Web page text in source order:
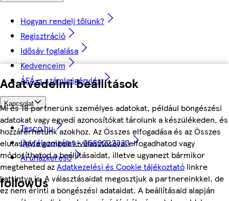
Adatvédelmi beállítások
Mi és 18 partnerünk személyes adatokat, például böngészési
adatokat vagy egyedi azonosítókat tárolunk a készülékeden, és
hozzáférhetünk azokhoz. Az Összes elfogadása és az Összes
elutasítása gombok kiválasztásával elfogadhatod vagy
módosíthatod a beállításaidat, illetve ugyanezt bármikor
megteheted azAdatkezelési és Cookie tájékoztató linkre
kattintva is. A választásaidat megosztjuk a partnereinkkel, de
ez nem érinti a böngészési adataidat. A beállításaid alapján
Hogyan rendelj tőlünk?
Regisztráció
Idősáv foglalása
Kedvenceim
ÁFÁ-s számla igénylés
Kapcsolat
Tesco.hu
Ügyfélszolgálat - 0680222333
Áruházkereső
followUs